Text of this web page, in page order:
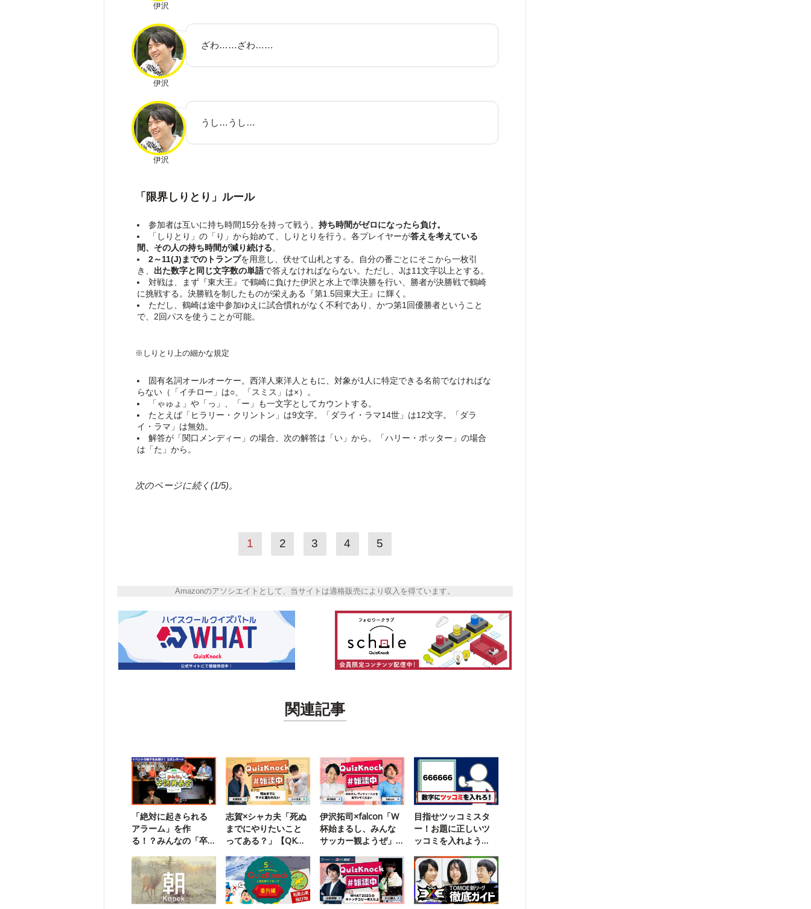
伊沢
伊沢
ざわ……ざわ……
伊沢
うし…うし…
「限界しりとり」ルール
参加者は互いに持ち時間15分を持って戦う。持ち時間がゼロになったら負け。
「しりとり」の「り」から始めて、しりとりを行う。各プレイヤーが答えを考えている
間、その人の持ち時間が減り続ける。
2～11(J)までのトランプを用意し、伏せて山札とする。自分の番ごとにそこから一枚引
き、 出た数字と同じ文字数の単語で答えなければならない。ただし、Jは11文字以上とする。
対戦は、まず『東大王』で鶴崎に負けた伊沢と水上で準決勝を行い、勝者が決勝戦で鶴崎
に挑戦する。決勝戦を制したものが栄えある『第1.5回東大王』に輝く。
ただし、鶴崎は途中参加ゆえに試合慣れがなく不利であり、かつ第1回優勝者ということ
で、2回パスを使うことが可能。
※しりとり上の細かな規定
固有名詞オールオーケー。西洋人東洋人ともに、対象が1人に特定できる名前でなければな
らない（「イチロー」は○、「スミス」は×）。
「ゃゅょ」や「っ」、「ー」も一文字としてカウントする。
たとえば「ヒラリー・クリントン」は9文字。「ダライ・ラマ14世」は12文字。「ダラ
イ・ラマ」は無効。
解答が「関口メンディー」の場合、次の解答は「い」から。「ハリー・ポッター」の場合
は「た」から。
次のページに続く(1/5)。
1 2 3 4 5
Amazonのアソシエイトとして、当サイトは適格販売により収入を得ています。
関連記事
「絶対に起きられる
アラーム」を作
る！？みんなの「卒
志賀×シャカ夫「死ぬ
までにやりたいこと
ってある？」【QK雑
伊沢拓司×falcon「W
杯始まるし、みんな
サッカー観ようぜ」
目指せツッコミスタ
ー！お題に正しいツ
ッコミを入れよう